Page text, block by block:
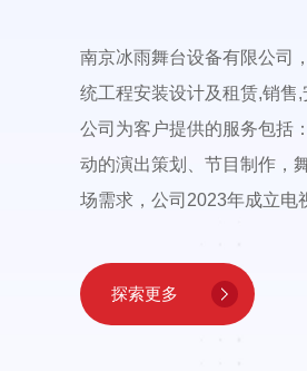
南京冰雨舞台设备有限公司
统工程安装设计及租赁,销售
公司为客户提供的服务包括
动的演出策划、节目制作，
场需求，公司2023年成立电
探索更多